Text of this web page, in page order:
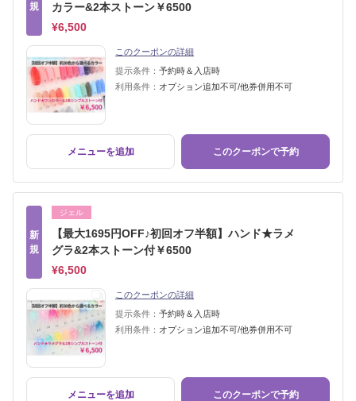
規
カラー&2本ストーン￥6500
¥6,500
このクーポンの詳細
提示条件： 予約時＆入店時
利用条件： オプション追加不可/他券併用不可
メニューを追加 このクーポンで予約
新
規
ジェル
【最大1695円OFF♪初回オフ半額】ハンド★ラメ
グラ&2本ストーン付￥6500
¥6,500
このクーポンの詳細
提示条件： 予約時＆入店時
利用条件： オプション追加不可/他券併用不可
メニューを追加 このクーポンで予約